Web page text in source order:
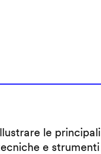
le principali
e strumenti